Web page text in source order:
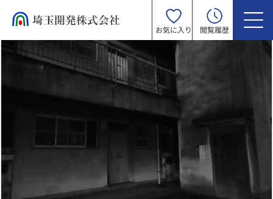
お気に入り 閲覧履歴